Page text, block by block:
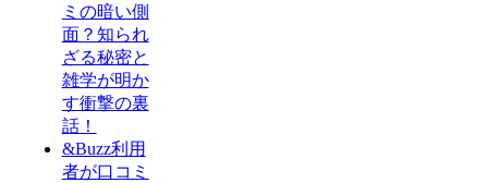
ミの暗い側
面？知られ
ざる秘密と
雑学が明か
す衝撃の裏
話！
&Buzz利用
者が口コミ